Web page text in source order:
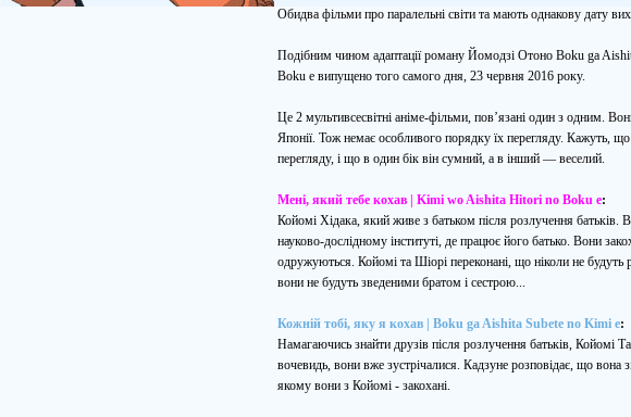
Обидва фільми про паралельні світи та мають однакову дату
Подібним чином адаптації роману Йомодзі Отоно Boku ga
Boku e випущено того самого дня, 23 червня 2016 року.
Це 2 мультивсесвітні аніме-фільми, пов’язані один з одним.
Японії. Тож немає особливого порядку їх перегляду. Кажуть, що
перегляду, і що в один бік він сумний, а в інший — веселий.
Мені, який тебе кохав | Kimi wo Aishita Hitori no Boku e:
Койомі Хідака, який живе з батьком після розлучення
науково-дослідному інституті, де працює його батько. Вони
одружуються. Койомі та Шіорі переконані, що ніколи не будуть
вони не будуть зведеними братом і сестрою...
Кожній тобі, яку я кохав | Boku ga Aishita Subete no Kimi e:
Намагаючись знайти друзів після розлучення батьків, Койомі
вочевидь, вони вже зустрічалися. Кадзуне розповідає, що вона
якому вони з Койомі - закохані.